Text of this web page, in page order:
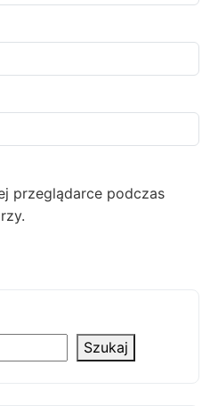
przeglądarce podczas
Szukaj